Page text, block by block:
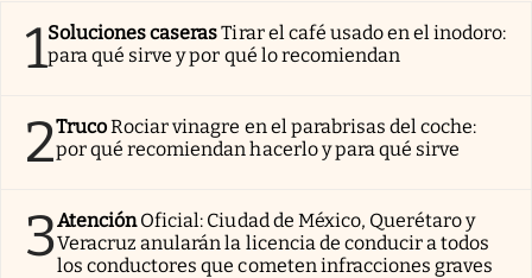
1Soluciones caserasTirar el café usado en el inodoro:
para qué sirve y por qué lo recomiendan
2TrucoRociar vinagre en el parabrisas del coche:
por qué recomiendan hacerlo y para qué sirve
3AtenciónOficial: Ciudad de México, Querétaro y
Veracruz anularán la licencia de conducir a todos
los conductores que cometen infracciones graves